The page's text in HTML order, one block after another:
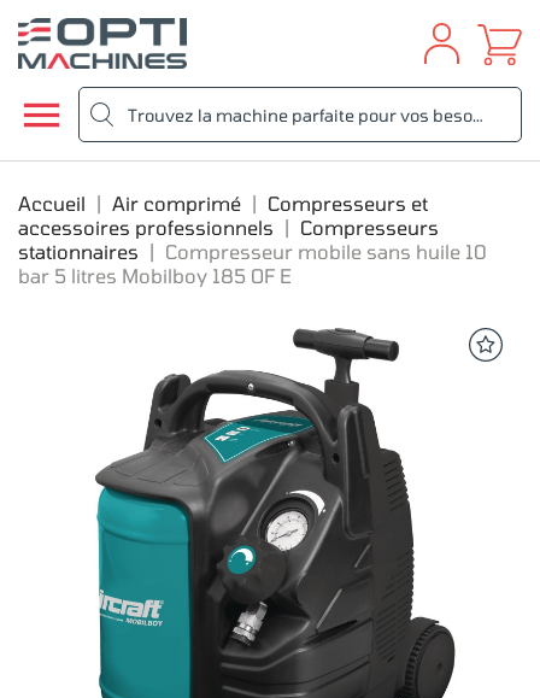

Accueil Air comprimé
Compresseurs et
accessoires professionnels
Compresseurs
stationnaires
Compresseur mobile sans huile 10
bar 5 litres Mobilboy 185 OF E